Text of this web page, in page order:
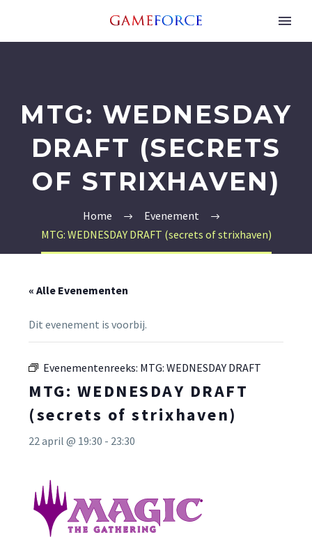
MTG: WEDNESDAY
DRAFT (SECRETS
OF STRIXHAVEN)
Home
Evenement
MTG: WEDNESDAY DRAFT (secrets of strixhaven)
« Alle Evenementen
Dit evenement is voorbij.
Evenementenreeks: MTG: WEDNESDAY DRAFT
MTG: WEDNESDAY DRAFT
(secrets of strixhaven)
22 april @ 19:30 - 23:30